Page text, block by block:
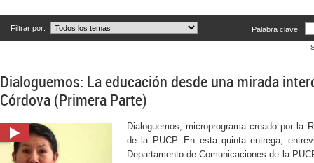
Filtrar por: Palabra clave:
Dialoguemos: La educación desde una mirada
Córdova (Primera Parte)
Dialoguemos, microprograma creado por la
de la PUCP. En esta quinta entrega,
Departamento de Comunicaciones de la